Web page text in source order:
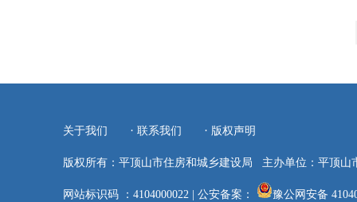
关于我们 · 联系我们 · 版权声明
版权所有：平顶山市住房和城乡建设局 主办单位：平顶山
网站标识码 ：4104000022| 公安备案： 豫公网安备